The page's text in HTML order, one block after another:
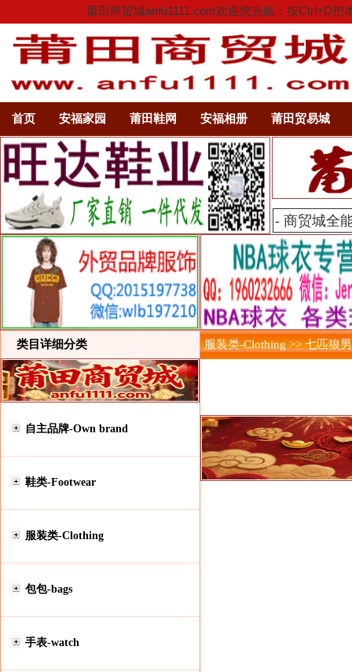
莆田商贸城anfu1111.com欢迎您光临：按Ctrl+D
首页 安福家园 莆田鞋网 安福相册 莆田贸易城
类目详细分类
自主品牌-Own brand
鞋类-Footwear
服装类-Clothing
包包-bags
手表-watch
服装类-Clothing >> 七匹狼